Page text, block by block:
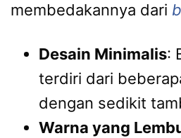
membedakannya dari
Desain Minimalis:
terdiri dari
dengan sedikit
Warna yang